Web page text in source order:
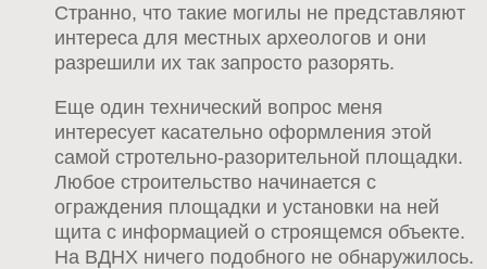
Странно, что такие могилы не представляют
интереса для местных археологов и они
разрешили их так запросто разорять.
Еще один технический вопрос меня
интересует касательно оформления этой
самой стротельно-разорительной площадки.
Любое строительство начинается с
ограждения площадки и установки на ней
щита с информацией о строящемся объекте.
На ВДНХ ничего подобного не обнаружилось.